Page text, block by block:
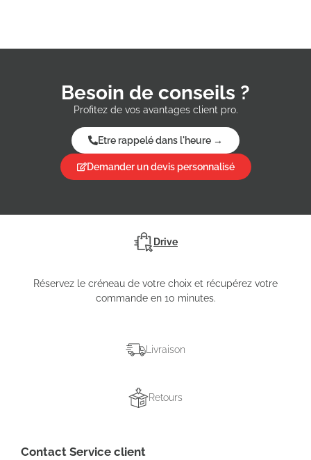
Besoin de conseils ?
Profitez de vos avantages client pro.
Etre rappelé dans l'heure →
Demander un devis personnalisé
Drive
Livraison
Retours
Réservez le créneau de votre choix et récupérez votre
commande en 10 minutes.
Contact Service client